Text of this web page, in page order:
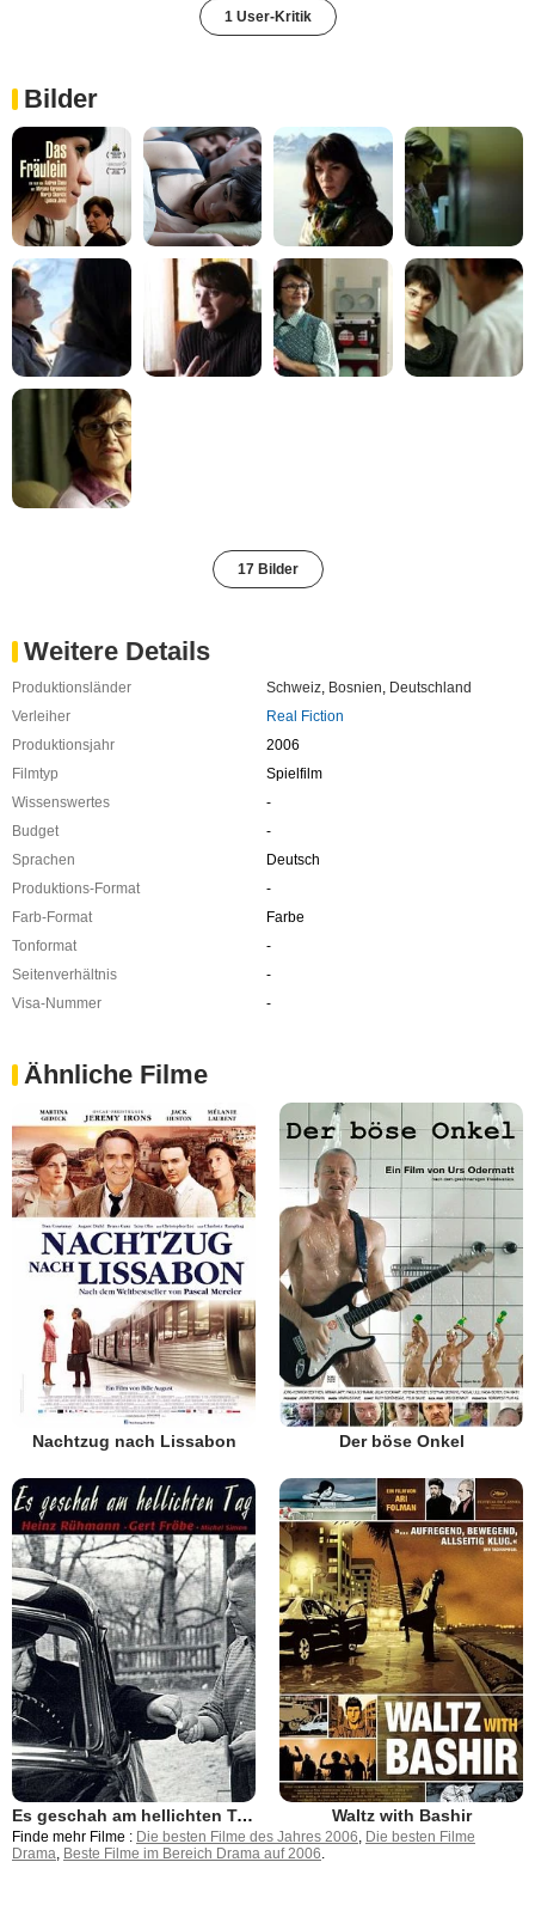
1 User-Kritik
Bilder
17 Bilder
Weitere Details
Produktionsländer Schweiz, Bosnien Deutschland
Verleiher
Real Fiction
Produktionsjahr
2006
Filmtyp
Spielfilm
Wissenswertes
-
Budget
-
Sprachen
Deutsch
Produktions-Format
-
Farb-Format
Farbe
Tonformat
-
Seitenverhältnis
-
Visa-Nummer
-
Ähnliche Filme
Nachtzug nach Lissabon Der böse Onkel
Es geschah am hellichten Tag Waltz with Bashir
Finde mehr Filme : Die besten Filme des Jahres 2006, Die besten Filme
Drama, Beste Filme im Bereich Drama auf 2006.